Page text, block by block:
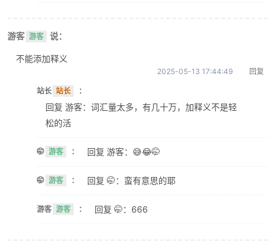
游客 游客 说：
不能添加释义
2025-05-13 17:44:49 回复
站长 站长 ：
回复 游客：词汇量太多，有几十万，加释义不是轻
松的活
🤭 游客 ： 回复 游客：😅😂🤭
🤭 游客 ： 回复 🤭：蛮有意思的耶
游客 游客 ： 回复 🤭：666